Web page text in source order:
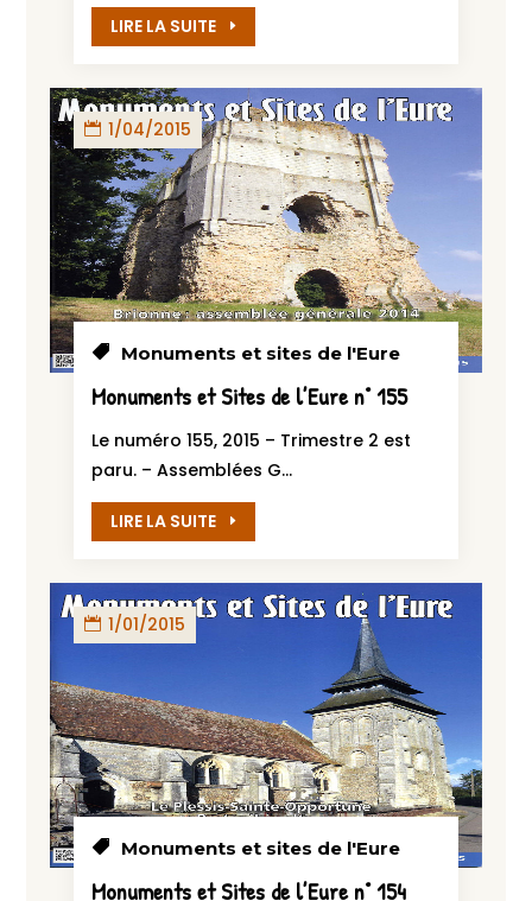
LIRE LA SUITE
1/04/2015
Monuments et sites de l'Eure
Monuments et Sites de l’Eure n° 155
Le numéro 155, 2015 – Trimestre 2 est
paru. – Assemblées G...
LIRE LA SUITE
1/01/2015
Monuments et sites de l'Eure
Monuments et Sites de l’Eure n° 154